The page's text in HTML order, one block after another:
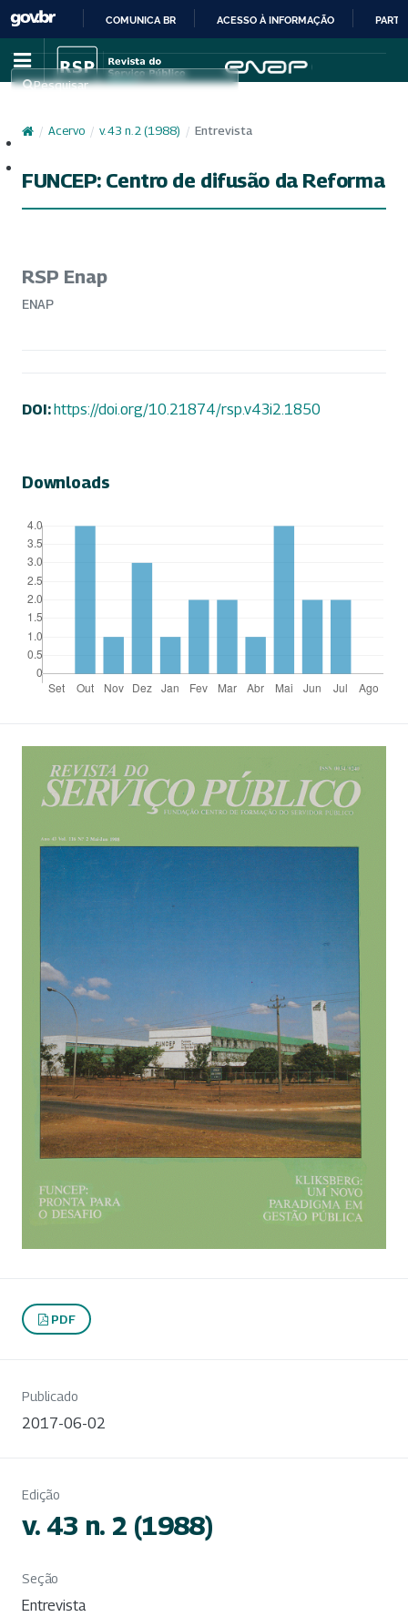
IR
PARA
CONTEÚDO
COMUNICA BR ACESSO À INFORMAÇÃO
Pesquisar
/ Acervo / v. 43 n. 2 (1988) / Entrevista
FUNCEP: Centro de difusão da Reforma
RSP Enap
ENAP
DOI:https://doi.org/10.21874/rsp.v43i2.1850
Downloads
PDF
Publicado
2017-06-02
Edição
v. 43 n. 2 (1988)
Seção
Entrevista